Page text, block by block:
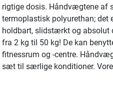
rigtige dosis. Håndvægtene af
termoplastisk polyurethan; det
holdbart, slidstærkt og absolut
fra 2 kg til 50 kg! De kan
fitnessrum og -centre.
sæt til særlige konditioner.